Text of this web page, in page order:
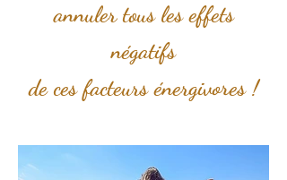
annuler tous les effets
négatifs
de ces facteurs énergivores !